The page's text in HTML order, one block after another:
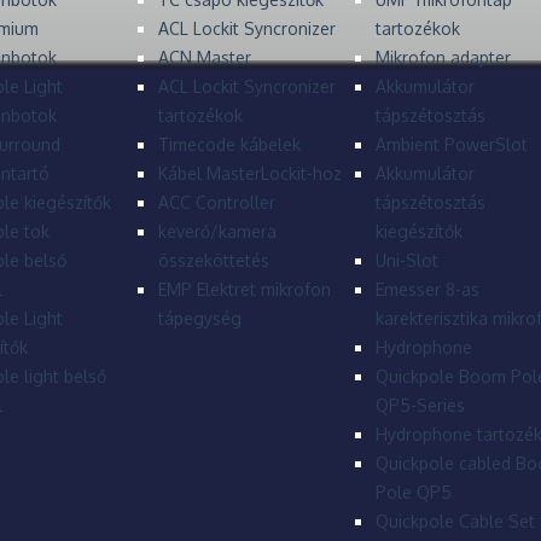
Light
kiegészítők
tok
belső
Light
light belső
ACL Lockit Syncronizer
ACN Master
ACL Lockit Syncronizer
tartozékok
Timecode kábelek
Kábel MasterLockit-hoz
ACC Controller
keverő/kamera
összeköttetés
EMP Elektret mikrofon
tápegység
tartozékok
Mikrofon adapter
Akkumulátor
tápszétosztás
Ambient PowerSlot
Akkumulátor
tápszétosztás
kiegészítők
Uni-Slot
Emesser 8-as
karekterisztika
Hydrophone
Quickpole Boom
QP5-Series
Hydrophone
Quickpole cabled
Pole QP5
Quickpole Cable Set